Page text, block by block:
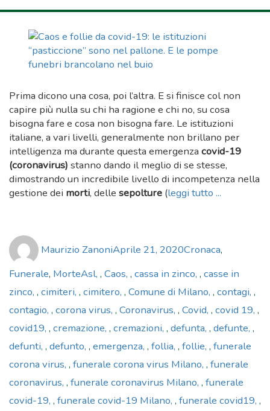
Prima dicono una cosa, poi l’altra. E si finisce col non
capire più nulla su chi ha ragione e chi no, su cosa
bisogna fare e cosa non bisogna fare. Le istituzioni
italiane, a vari livelli, generalmente non brillano per
intelligenza ma durante questa emergenza covid-19
(coronavirus) stanno dando il meglio di se stesse,
dimostrando un incredibile livello di incompetenza nella
gestione dei morti, delle sepolture (leggi tutto ...
Maurizio Zanonion
Aprile 21, 2020Cronaca,
Funerale, MorteTags
Asl , Caos , cassa in zinco , casse in
zinco , cimiteri , cimitero , Comune di Milano , contagi ,
contagio , corona virus , Coronavirus , Covid , covid 19 ,
covid19 , cremazione , cremazioni , defunta , defunte ,
defunti , defunto , emergenza , follia , follie , funerale
corona virus , funerale corona virus Milano , funerale
coronavirus , funerale coronavirus Milano , funerale
covid-19 , funerale covid-19 Milano , funerale covid19 ,